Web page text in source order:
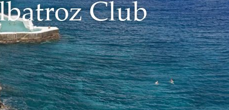
Club